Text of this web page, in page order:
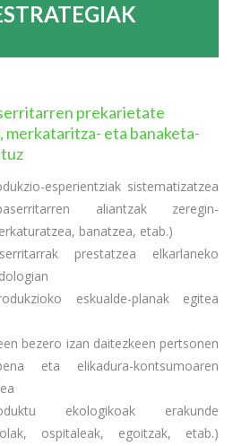
prekarietate
merkataritza- eta banaketa-
esperientziak sistematizatzea
aliantzak zeregin-
banatzea, etab.)
prestatzea elkarlaneko
eskualde-planak egitea
bezero izan daitezkeen pertsonen
eta elikadura-kontsumoaren
ekologikoak erakunde
ospitaleak, egoitzak, etab.)